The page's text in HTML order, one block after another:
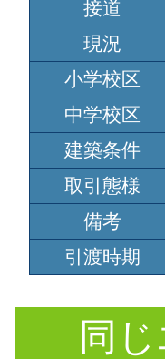
接道
現況
小学校区
中学校区
建築条件
取引態様
備考
引渡時期
同